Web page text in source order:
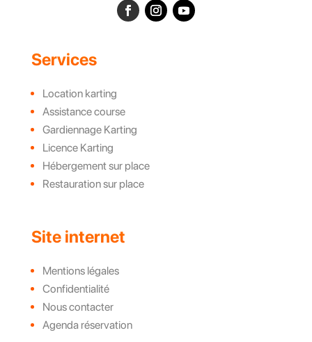
Services
Location karting
Assistance course
Gardiennage Karting
Licence Karting
Hébergement sur place
Restauration sur place
Site internet
Mentions légales
Confidentialité
Nous contacter
Agenda réservation